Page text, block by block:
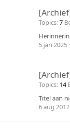
Topics 7
5 jan 2025
Topics 14
Titel aan
6 aug 2012